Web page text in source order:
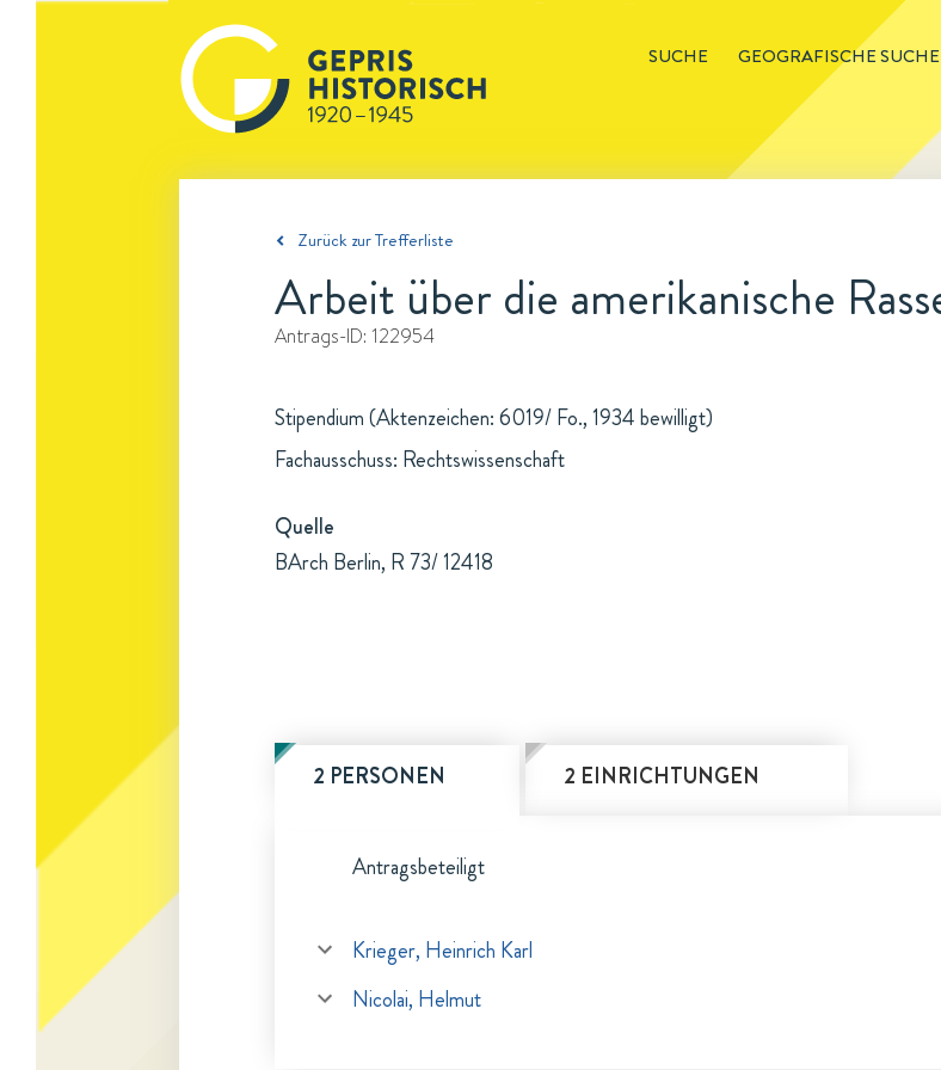
SUCHE GEOGRAFISCHE SUCHE
Zurück zur Trefferliste
Arbeit über die amerikanische
Antrags-ID: 122954
Stipendium (Aktenzeichen: 6019/ Fo., 1934 bewilligt)
Fachausschuss: Rechtswissenschaft
Quelle
BArch Berlin, R 73/ 12418
2 PERSONEN 2 EINRICHTUNGEN
Antragsbeteiligt
Krieger, Heinrich Karl
Nicolai, Helmut